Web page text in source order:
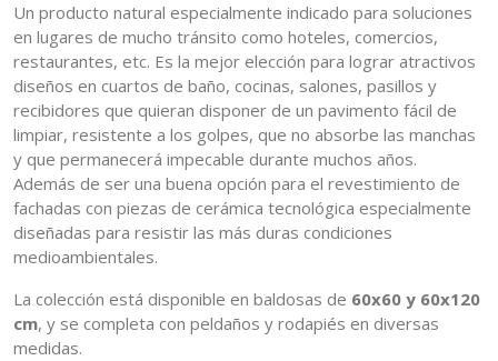
Un producto natural especialmente indicado para soluciones
en lugares de mucho tránsito como hoteles, comercios,
restaurantes, etc. Es la mejor elección para lograr atractivos
diseños en cuartos de baño, cocinas, salones, pasillos y
recibidores que quieran disponer de un pavimento fácil de
limpiar, resistente a los golpes, que no absorbe las manchas
y que permanecerá impecable durante muchos años.
Además de ser una buena opción para el revestimiento de
fachadas con piezas de cerámica tecnológica especialmente
diseñadas para resistir las más duras condiciones
medioambientales.
La colección está disponible en baldosas de 60x60 y 60x120
cm, y se completa con peldaños y rodapiés en diversas
medidas.